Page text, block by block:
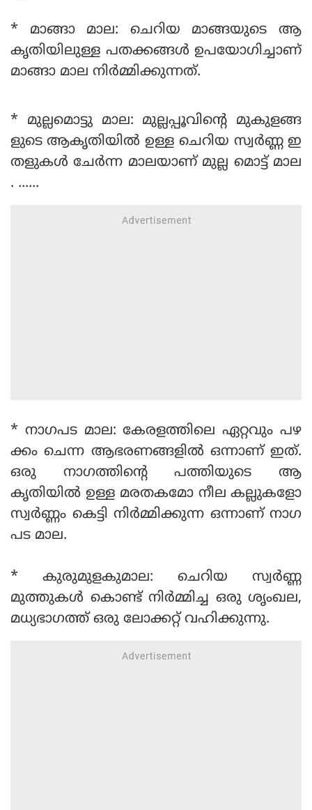
* മാങ്ങാ മാല: ചെറിയ മാങ്ങയുടെ ആ
കൃതിയിലുള്ള പതക്കങ്ങൾ ഉപയോഗിച്ചാണ്
മാങ്ങാ മാല നിർമ്മിക്കുന്നത്.
* മുല്ലമൊട്ടു മാല: മുല്ലപ്പൂവിന്റെ മുകുളങ്ങ
ളുടെ ആകൃതിയിൽ ഉള്ള ചെറിയ സ്വർണ്ണ ഇ
തളുകൾ ചേർന്ന മാലയാണ് മുല്ല മൊട്ട് മാല
. ......
* നാഗപട മാല: കേരളത്തിലെ ഏറ്റവും പഴ
ക്കം ചെന്ന ആഭരണങ്ങളിൽ ഒന്നാണ് ഇത്.
ഒരു നാഗത്തിന്റെ പത്തിയുടെ ആ
കൃതിയിൽ ഉള്ള മരതകമോ നീല കല്ലുകളോ
സ്വർണ്ണം കെട്ടി നിർമ്മിക്കുന്ന ഒന്നാണ് നാഗ
പട മാല.
* കുരുമുളകുമാല: ചെറിയ സ്വർണ്ണ
മുത്തുകൾ കൊണ്ട് നിർമ്മിച്ച ഒരു ശൃംഖല,
മധ്യഭാഗത്ത് ഒരു ലോക്കറ്റ് വഹിക്കുന്നു.